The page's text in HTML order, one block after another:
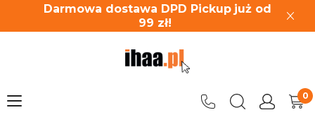
Darmowa dostawa DPD Pickup już od
99 zł!